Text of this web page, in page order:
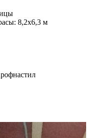
8,2х6,3 м